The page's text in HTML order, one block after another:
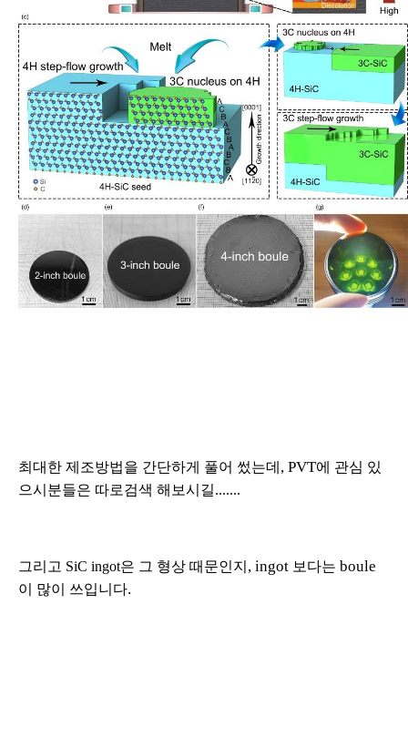
최대한 제조방법을 간단하게 풀어 썼는데 , PVT에 관심 있
으시분들은 따로검색 해보시길.......
그리고 SiC ingot은 그 형상 때문인지 , ingot 보다는 boule
이 많이 쓰입니다.